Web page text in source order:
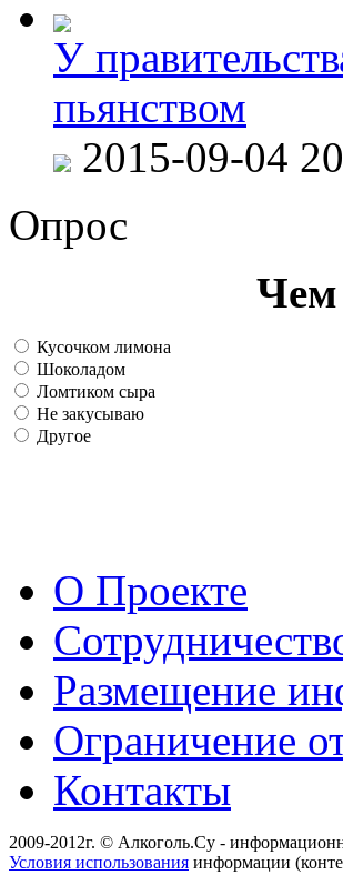
У
пьянством
2015-09-04
Опрос
Чем
Кусочком лимона
Шоколадом
Ломтиком сыра
Не закусываю
Другое
О Проекте
Размещение
Ограничение
Контакты
2009-2012г. © Алкоголь.Су -
Условия использования информации